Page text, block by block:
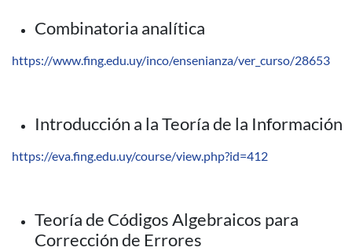
Combinatoria analítica
https://www.fing.edu.uy/inco/ensenianza/ver_curso/28653
Introducción a la Teoría de la Información
https://eva.fing.edu.uy/course/view.php?id=412
Teoría de Códigos Algebraicos para
Corrección de Errores